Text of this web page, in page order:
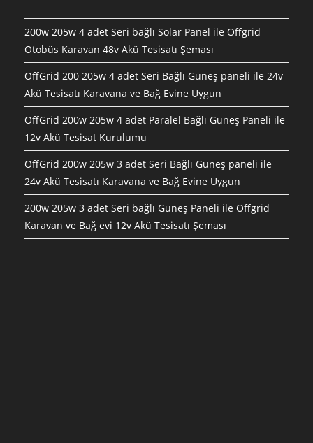
200w 205w 4 adet Seri bağlı Solar Panel ile Offgrid
Otobüs Karavan 48v Akü Tesisatı Şeması
OffGrid 200 205w 4 adet Seri Bağlı Güneş paneli ile 24v
Akü Tesisatı Karavana ve Bağ Evine Uygun
OffGrid 200w 205w 4 adet Paralel Bağlı Güneş Paneli ile
12v Akü Tesisat Kurulumu
OffGrid 200w 205w 3 adet Seri Bağlı Güneş paneli ile
24v Akü Tesisatı Karavana ve Bağ Evine Uygun
200w 205w 3 adet Seri bağlı Güneş Paneli ile Offgrid
Karavan ve Bağ evi 12v Akü Tesisatı Şeması